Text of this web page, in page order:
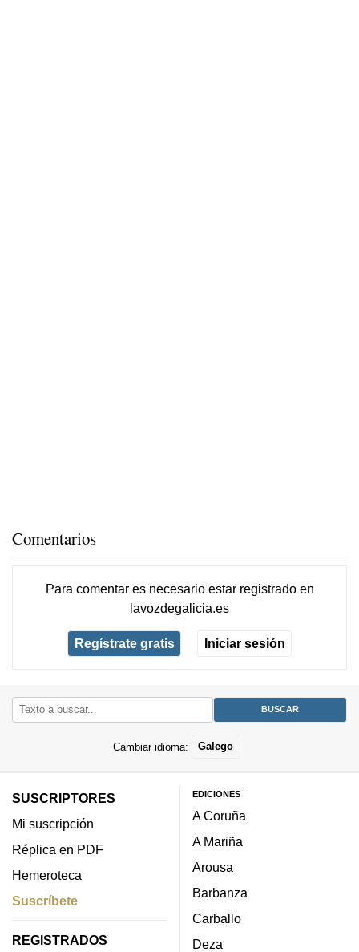
Comentarios
Para comentar es necesario estar registradoen
lavozdegalicia.es
Regístrate gratis Iniciar sesión
Cambiar idioma: Galego
SUSCRIPTORES
Mi suscripción
Réplica en PDF
Hemeroteca
Suscríbete
REGISTRADOS
EDICIONES
A Coruña
A Mariña
Arousa
Barbanza
Carballo
Deza